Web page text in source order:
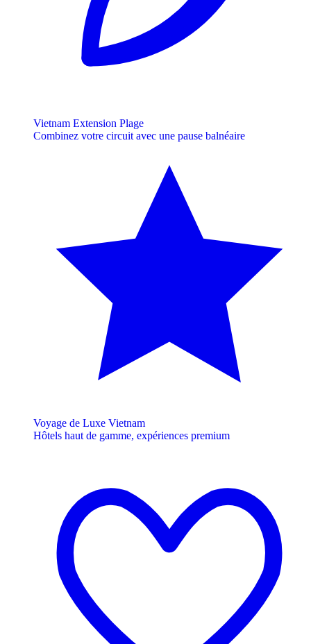
Vietnam Extension Plage
Combinez votre circuit avec une pause balnéaire
Voyage de Luxe Vietnam
Hôtels haut de gamme, expériences premium